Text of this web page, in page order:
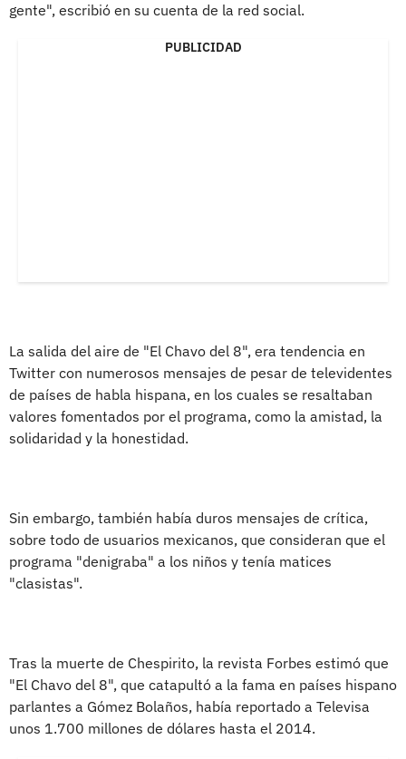
gente", escribió en su cuenta de la red social.
PUBLICIDAD
La salida del aire de "El Chavo del 8", era tendencia en
Twitter con numerosos mensajes de pesar de televidentes
de países de habla hispana, en los cuales se resaltaban
valores fomentados por el programa, como la amistad, la
solidaridad y la honestidad.
Sin embargo, también había duros mensajes de crítica,
sobre todo de usuarios mexicanos, que consideran que el
programa "denigraba" a los niños y tenía matices
"clasistas".
Tras la muerte de Chespirito, la revista Forbes estimó que
"El Chavo del 8", que catapultó a la fama en países hispano
parlantes a Gómez Bolaños, había reportado a Televisa
unos 1.700 millones de dólares hasta el 2014.